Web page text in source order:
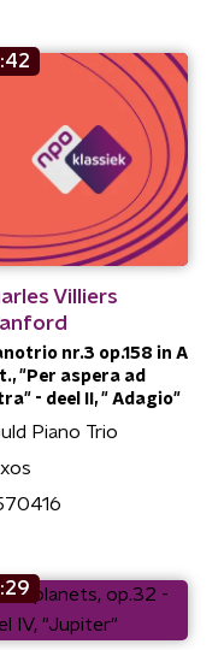
Villiers
nr.3 op.158 in A
"Per aspera ad
- deel II, " Adagio"
Piano Trio